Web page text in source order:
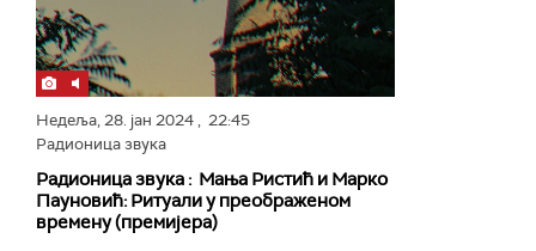
Недеља,28. јан 2024, 22:45
Радионица звука
Радионица звука : Мања Ристић и Марко
Пауновић: Ритуали у преображеном
времену (премијера)